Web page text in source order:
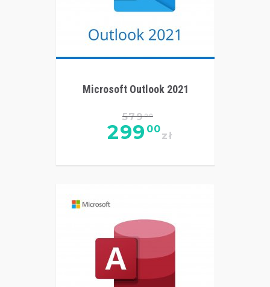
Microsoft Outlook 2021
57900
299 00
zł